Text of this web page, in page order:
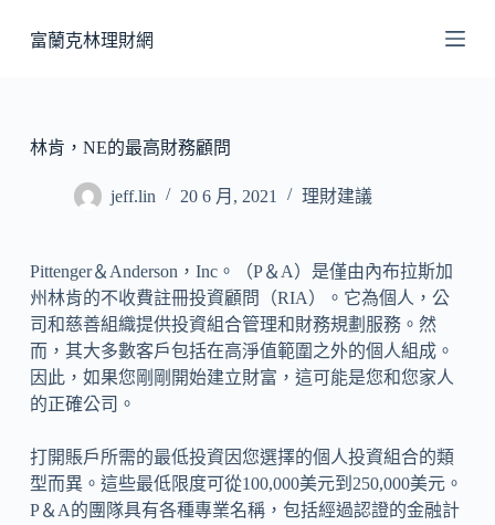
至
容
富蘭克林理財網
林肯，NE的最高財務顧問
jeff.lin 20 6 月, 2021 理財建議
Pittenger＆Anderson，Inc。（P＆A）是僅由內布拉斯加
州林肯的不收費註冊投資顧問（RIA）。它為個人，公
司和慈善組織提供投資組合管理和財務規劃服務。然
而，其大多數客戶包括在高淨值範圍之外的個人組成。
因此，如果您剛剛開始建立財富，這可能是您和您家人
的正確公司。
打開賬戶所需的最低投資因您選擇的個人投資組合的類
型而異。這些最低限度可從100,000美元到250,000美元。
P＆A的團隊具有各種專業名稱，包括經過認證的金融計